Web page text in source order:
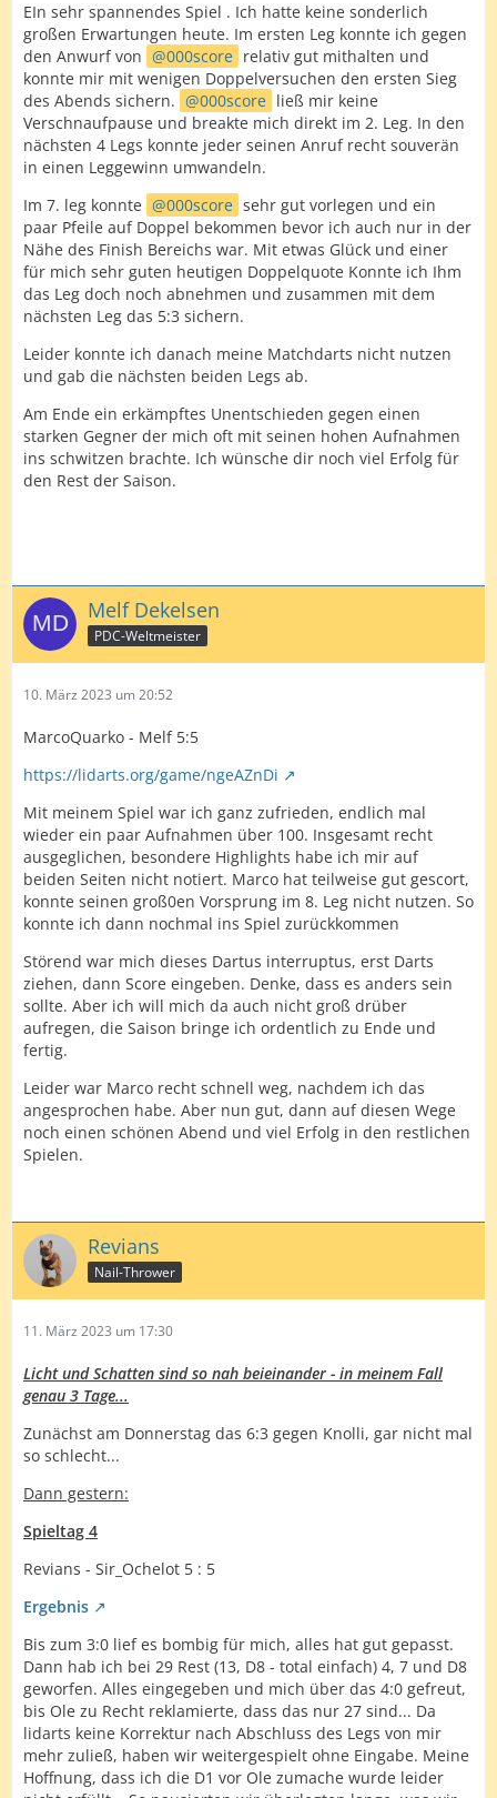
EIn sehr spannendes Spiel . Ich hatte keine sonderlich
großen Erwartungen heute. Im ersten Leg konnte ich gegen
den Anwurf von
000score relativ gut mithalten und
konnte mir mit wenigen Doppelversuchen den ersten Sieg
des Abends sichern.
000score ließ mir keine
Verschnaufpause und breakte mich direkt im 2. Leg. In den
nächsten 4 Legs konnte jeder seinen Anruf recht souverän
in einen Leggewinn umwandeln.
Im 7. leg konnte
000score sehr gut vorlegen und ein
paar Pfeile auf Doppel bekommen bevor ich auch nur in der
Nähe des Finish Bereichs war. Mit etwas Glück und einer
für mich sehr guten heutigen Doppelquote Konnte ich Ihm
das Leg doch noch abnehmen und zusammen mit dem
nächsten Leg das 5:3 sichern.
Leider konnte ich danach meine Matchdarts nicht nutzen
und gab die nächsten beiden Legs ab.
Am Ende ein erkämpftes Unentschieden gegen einen
starken Gegner der mich oft mit seinen hohen Aufnahmen
ins schwitzen brachte. Ich wünsche dir noch viel Erfolg für
den Rest der Saison.
Melf Dekelsen
PDC-Weltmeister
10. März 2023 um 20:52
MarcoQuarko - Melf 5:5
https://lidarts.org/game/ngeAZnDi
Mit meinem Spiel war ich ganz zufrieden, endlich mal
wieder ein paar Aufnahmen über 100. Insgesamt recht
ausgeglichen, besondere Highlights habe ich mir auf
beiden Seiten nicht notiert. Marco hat teilweise gut gescort,
konnte seinen groß0en Vorsprung im 8. Leg nicht nutzen. So
konnte ich dann nochmal ins Spiel zurückkommen
Störend war mich dieses Dartus interruptus, erst Darts
ziehen, dann Score eingeben. Denke, dass es anders sein
sollte. Aber ich will mich da auch nicht groß drüber
aufregen, die Saison bringe ich ordentlich zu Ende und
fertig.
Leider war Marco recht schnell weg, nachdem ich das
angesprochen habe. Aber nun gut, dann auf diesen Wege
noch einen schönen Abend und viel Erfolg in den restlichen
Spielen.
Revians
Nail-Thrower
11. März 2023 um 17:30
Licht und Schatten sind so nah beieinander - in meinem Fall
genau 3 Tage...
Zunächst am Donnerstag das 6:3 gegen Knolli, gar nicht mal
so schlecht...
Dann gestern:
Spieltag 4
Revians - Sir_Ochelot 5 : 5
Ergebnis
Bis zum 3:0 lief es bombig für mich, alles hat gut gepasst.
Dann hab ich bei 29 Rest (13, D8 - total einfach) 4, 7 und D8
geworfen. Alles eingegeben und mich über das 4:0 gefreut,
bis Ole zu Recht reklamierte, dass das nur 27 sind... Da
lidarts keine Korrektur nach Abschluss des Legs von mir
mehr zuließ, haben wir weitergespielt ohne Eingabe. Meine
Hoffnung, dass ich die D1 vor Ole zumache wurde leider